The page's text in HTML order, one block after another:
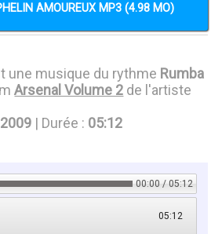
AMOUREUX MP3 (4.98 MO)
une musique du rythme Rumba
Arsenal Volume 2 de l'artiste
| Durée : 05:12
00:00 / 05:12
05:12